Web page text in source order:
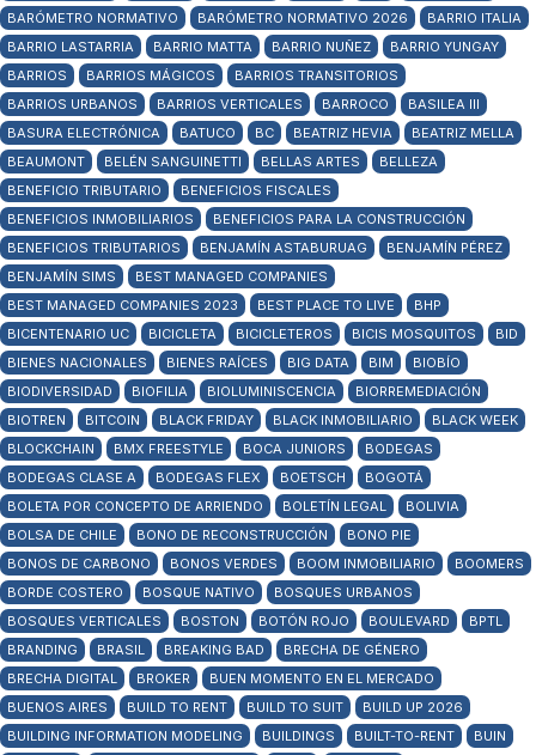
BARÓMETRO NORMATIVO
BARÓMETRO NORMATIVO 2026
BARRIO ITALIA
BARRIO LASTARRIA
BARRIO MATTA BARRIO NUÑEZ
BARRIO YUNGAY
BARRIOS
BARRIOS MÁGICOS
BARRIOS TRANSITORIOS
BARRIOS URBANOS
BARRIOS VERTICALES BARROCO
BASILEA III
BASURA ELECTRÓNICA
BATUCO BC BEATRIZ HEVIA
BEATRIZ MELLA
BEAUMONT
BELÉN SANGUINETTI BELLAS ARTES
BELLEZA
BENEFICIO TRIBUTARIO
BENEFICIOS FISCALES
BENEFICIOS INMOBILIARIOS
BENEFICIOS PARA LA CONSTRUCCIÓN
BENEFICIOS TRIBUTARIOS
BENJAMÍN ASTABURUAG
BENJAMÍN PÉREZ
BENJAMÍN SIMS
BEST MANAGED COMPANIES
BEST MANAGED COMPANIES 2023
BEST PLACE TO LIVE
BHP
BICENTENARIO UC
BICICLETA BICICLETEROS BICIS MOSQUITOS
BID
BIENES NACIONALES
BIENES RAÍCES BIG DATA BIM
BIOBÍO
BIODIVERSIDAD
BIOFILIA BIOLUMINISCENCIA
BIORREMEDIACIÓN
BIOTREN
BITCOIN BLACK FRIDAY BLACK INMOBILIARIO
BLACK WEEK
BLOCKCHAIN
BMX FREESTYLE BOCA JUNIORS
BODEGAS
BODEGAS CLASE A
BODEGAS FLEX BOETSCH
BOGOTÁ
BOLETA POR CONCEPTO DE ARRIENDO
BOLETÍN LEGAL
BOLIVIA
BOLSA DE CHILE
BONO DE RECONSTRUCCIÓN
BONO PIE
BONOS DE CARBONO
BONOS VERDES BOOM INMOBILIARIO
BOOMERS
BORDE COSTERO
BOSQUE NATIVO
BOSQUES URBANOS
BOSQUES VERTICALES
BOSTON BOTÓN ROJO BOULEVARD
BPTL
BRANDING
BRASIL BREAKING BAD
BRECHA DE GÉNERO
BRECHA DIGITAL
BROKER
BUEN MOMENTO EN EL MERCADO
BUENOS AIRES
BUILD TO RENT BUILD TO SUIT
BUILD UP 2026
BUILDING INFORMATION MODELING
BUILDINGS BUILT-TO-RENT
BUIN